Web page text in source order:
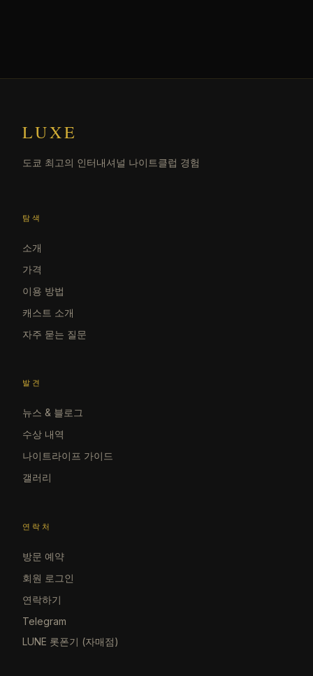
LUXE
도쿄 최고의 인터내셔널 나이트클럽 경험
탐색
소개
가격
이용 방법
캐스트 소개
자주 묻는 질문
발견
뉴스 & 블로그
수상 내역
나이트라이프 가이드
갤러리
연락처
방문 예약
회원 로그인
연락하기
Telegram
LUNE 롯폰기 (자매점)